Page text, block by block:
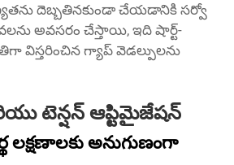
దెబ్బతినకుండా చేయడానికి సర్వో
అవసరం చేస్తాయి, ఇది షార్ట్-
విస్తరించిన గ్యాప్ వెడల్పులను
టెన్షన్ ఆప్టిమైజేషన్
లక్షణాలకు అనుగుణంగా